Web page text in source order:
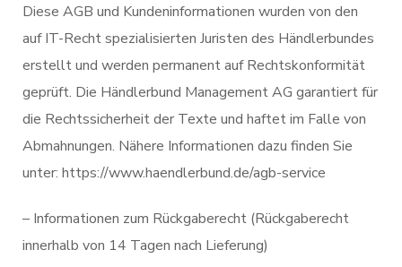
Diese AGB und Kundeninformationen wurden von den
auf IT-Recht spezialisierten Juristen des Händlerbundes
erstellt und werden permanent auf Rechtskonformität
geprüft. Die Händlerbund Management AG garantiert für
die Rechtssicherheit der Texte und haftet im Falle von
Abmahnungen. Nähere Informationen dazu finden Sie
unter: https://www.haendlerbund.de/agb-service
– Informationen zum Rückgaberecht (Rückgaberecht
innerhalb von 14 Tagen nach Lieferung)